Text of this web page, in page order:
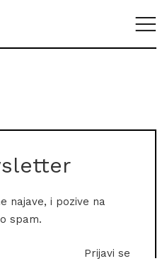
najave, i pozive na
spam.